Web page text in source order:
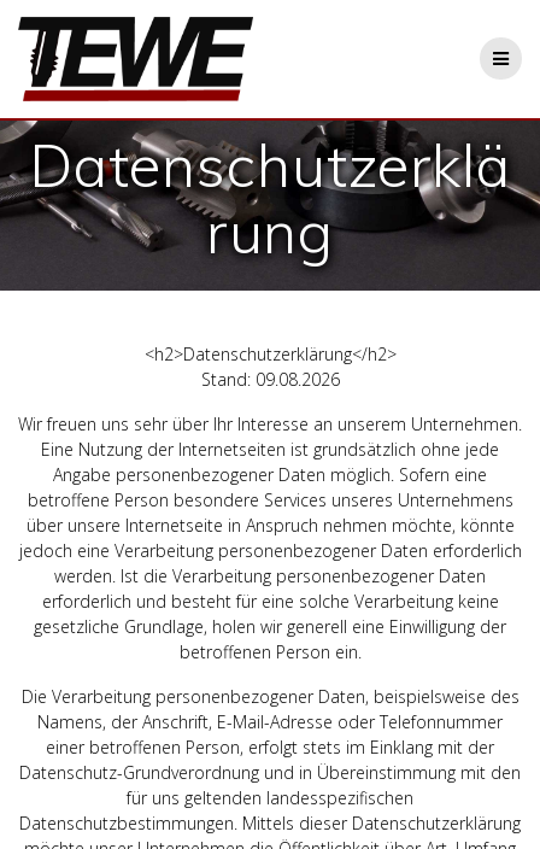
Datenschutzerklä
rung
<h2>Datenschutzerklärung</h2>
Stand: 09.08.2026
Wir freuen uns sehr über Ihr Interesse an unserem Unternehmen.
Eine Nutzung der Internetseiten ist grundsätzlich ohne jede
Angabe personenbezogener Daten möglich. Sofern eine
betroffene Person besondere Services unseres Unternehmens
über unsere Internetseite in Anspruch nehmen möchte, könnte
jedoch eine Verarbeitung personenbezogener Daten erforderlich
werden. Ist die Verarbeitung personenbezogener Daten
erforderlich und besteht für eine solche Verarbeitung keine
gesetzliche Grundlage, holen wir generell eine Einwilligung der
betroffenen Person ein.
Die Verarbeitung personenbezogener Daten, beispielsweise des
Namens, der Anschrift, E-Mail-Adresse oder Telefonnummer
einer betroffenen Person, erfolgt stets im Einklang mit der
Datenschutz-Grundverordnung und in Übereinstimmung mit den
für uns geltenden landesspezifischen
Datenschutzbestimmungen. Mittels dieser Datenschutzerklärung